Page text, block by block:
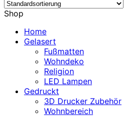
Shop
Home
Gelasert
Fußmatten
Wohndeko
Religion
LED Lampen
Gedruckt
3D Drucker Zubehör
Wohnbereich